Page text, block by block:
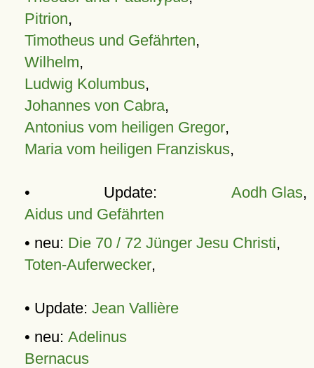
Pitrion,
Timotheus und Gefährten,
Wilhelm,
Ludwig Kolumbus,
Johannes von Cabra,
Antonius vom heiligen Gregor,
Maria vom heiligen Franziskus,
• Update: Aodh Glas,
Aidus und Gefährten
• neu: Die 70 / 72 Jünger Jesu Christi,
Toten-Auferwecker,
• Update: Jean Vallière
• neu: Adelinus
Bernacus